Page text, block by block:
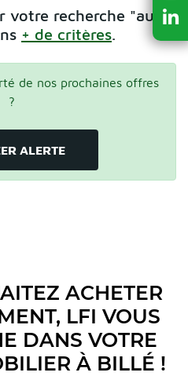
votre recherche "aux
+ de critères.
de nos prochaines offres
?
ALERTE
ACHETER
LFI VOUS
DANS VOTRE
À BILLÉ !